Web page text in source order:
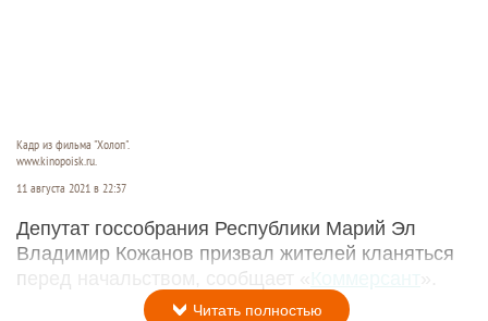
Кадр из фильма "Холоп".
www.kinopoisk.ru.
11 августа 2021 в 22:37
Депутат госсобрания Республики Марий Эл
Владимир Кожанов призвал жителей кланяться
перед начальством, сообщает « Коммерсант
Читать полностью